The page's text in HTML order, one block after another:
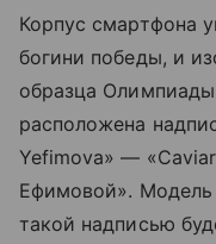
Корпус смартфона
богини победы, и
образца
расположена
Yefimova» —
Ефимовой». Модель
такой надписью